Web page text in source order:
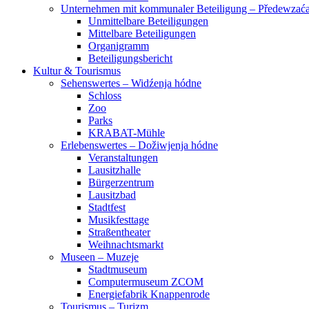
Unternehmen mit kommunaler Beteiligung –
Unmittelbare Beteiligungen
Mittelbare Beteiligungen
Organigramm
Beteiligungsbericht
Kultur & Tourismus
Sehenswertes – Widźenja hódne
Schloss
Zoo
Parks
KRABAT-Mühle
Erlebenswertes – Dožiwjenja hódne
Veranstaltungen
Lausitzhalle
Bürgerzentrum
Lausitzbad
Stadtfest
Musikfesttage
Straßentheater
Weihnachtsmarkt
Museen – Muzeje
Stadtmuseum
Computermuseum ZCOM
Energiefabrik Knappenrode